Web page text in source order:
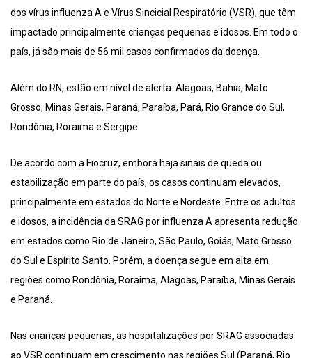
dos vírus influenza A e Vírus Sincicial Respiratório (VSR), que têm
impactado principalmente crianças pequenas e idosos. Em todo o
país, já são mais de 56 mil casos confirmados da doença.
Além do RN, estão em nível de alerta: Alagoas, Bahia, Mato
Grosso, Minas Gerais, Paraná, Paraíba, Pará, Rio Grande do Sul,
Rondônia, Roraima e Sergipe.
De acordo com a Fiocruz, embora haja sinais de queda ou
estabilização em parte do país, os casos continuam elevados,
principalmente em estados do Norte e Nordeste. Entre os adultos
e idosos, a incidência da SRAG por influenza A apresenta redução
em estados como Rio de Janeiro, São Paulo, Goiás, Mato Grosso
do Sul e Espírito Santo. Porém, a doença segue em alta em
regiões como Rondônia, Roraima, Alagoas, Paraíba, Minas Gerais
e Paraná.
Nas crianças pequenas, as hospitalizações por SRAG associadas
ao VSR continuam em crescimento nas regiões Sul (Paraná, Rio